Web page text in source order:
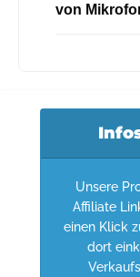
von
Unsere
Affiliate
einen Klick
dort